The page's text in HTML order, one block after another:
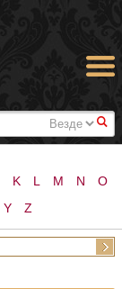
#
K L M N
O
Y Z